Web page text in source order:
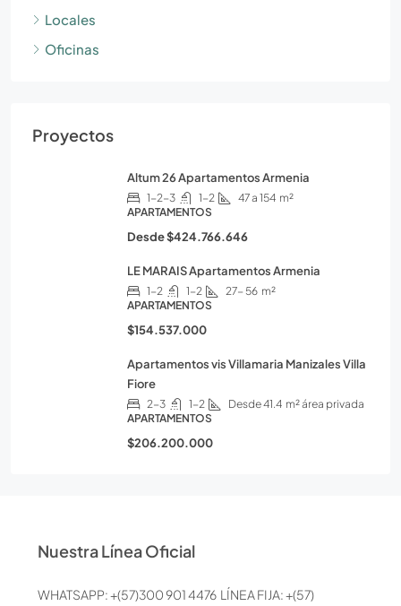
Locales
Oficinas
Proyectos
Altum 26 Apartamentos Armenia
1-2-3 1-2 47 a 154 m²
APARTAMENTOS
Desde$424.766.646
LE MARAIS Apartamentos Armenia
1-2 1-2 27- 56 m²
APARTAMENTOS
$154.537.000
Apartamentos vis Villamaria Manizales Villa
Fiore
2-3 1-2 Desde 41.4 m² área privada
APARTAMENTOS
$206.200.000
Nuestra Línea Oficial
WHATSAPP: +(57)300 901 4476 LÍNEA FIJA: +(57)